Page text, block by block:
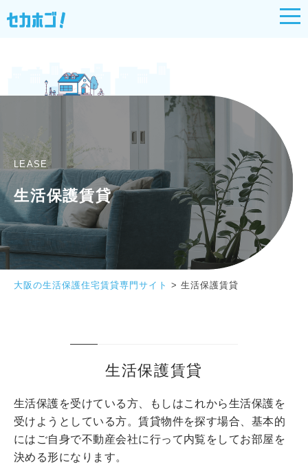
LEASE
生活保護賃貸
大阪の生活保護住宅賃貸専門サイト >生活保護賃貸
生活保護賃貸
生活保護を受けている方、もしはこれから生活保護を
受けようとしている方。賃貸物件を探す場合、基本的
にはご自身で不動産会社に行って内覧をしてお部屋を
決める形になります。